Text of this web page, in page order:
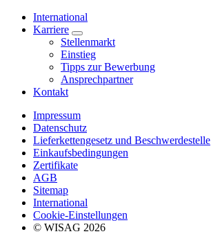
International
Karriere
Stellenmarkt
Einstieg
Tipps zur Bewerbung
Ansprechpartner
Kontakt
Impressum
Datenschutz
Lieferkettengesetz und Beschwerdestelle
Einkaufsbedingungen
Zertifikate
AGB
Sitemap
International
Cookie-Einstellungen
© WISAG 2026